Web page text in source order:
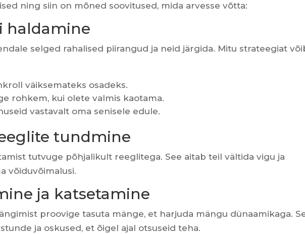
ning siin on mõned soovitused, mida arvesse võtta:
haldamine
selged rahalised piirangud ja neid järgida. Mitu strateegiat
väiksemateks osadeks.
rohkem, kui olete valmis kaotama.
vastavalt oma senisele edule.
tundmine
tutvuge põhjalikult reeglitega. See aitab teil vältida vigu ja
võiduvõimalusi.
ja katsetamine
proovige tasuta mänge, et harjuda mängu dünaamikaga.
ja oskused, et õigel ajal otsuseid teha.